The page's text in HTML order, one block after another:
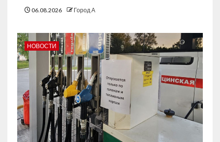
06.08.2026 Город А
НОВОСТИ